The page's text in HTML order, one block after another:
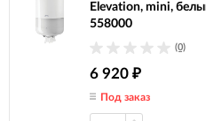
Elevation, mini,
558000
(0)
6 920 ₽
Под заказ